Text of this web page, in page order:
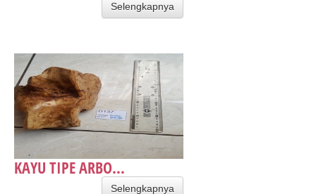
Selengkapnya
KAYU TIPE ARBO...
Selengkapnya